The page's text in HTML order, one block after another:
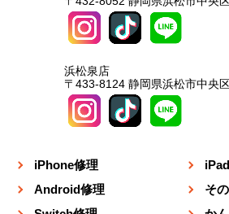
浜松泉店
〒433-8124 静岡県浜松市中央
iPhone修理
Android修理
そ